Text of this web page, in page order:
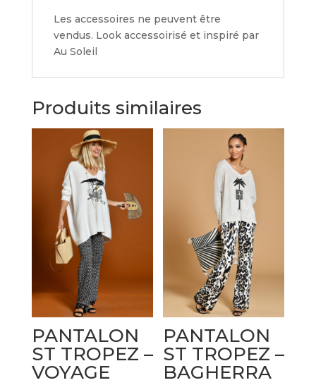
Les accessoires ne peuvent être
vendus. Look accessoirisé et inspiré par
Au Soleil
Produits similaires
PANTALON
ST TROPEZ –
VOYAGE
PANTALON
ST TROPEZ –
BAGHERRA